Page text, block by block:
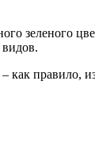
зеленого
как правило,